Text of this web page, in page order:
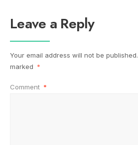
Leave a Reply
Your email address will not be published.
marked *
Comment *